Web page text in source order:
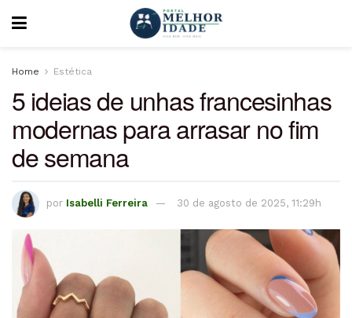
Home Estética
5 ideias de unhas francesinhas
modernas para arrasar no fim
de semana
por Isabelli Ferreira 30 de agosto de 2025, 11:29h